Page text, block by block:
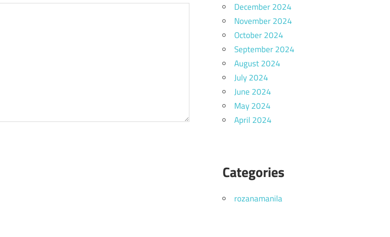
December 2024
November 2024
October 2024
September 2024
August 2024
July 2024
June 2024
May 2024
April 2024
Categories
rozanamanila